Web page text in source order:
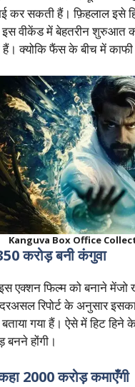
कर सकती हैं। फ़िहलाल इसे
वीकेंड में बेहतरीन शुरुआत
क्योकि फैंस के बीच में
Kanguva Box Office
करोड़ बनी कंगुवा
एक्शन फिल्म को बनाने मेंजो
दरअसल रिपोर्ट के अनुसार
गया हैं। ऐसे में हिट हिने
होंगी।
2000 करोड़ कमाएँगी